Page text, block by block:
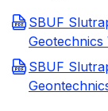
SBUF
Geotechnics
SBUF